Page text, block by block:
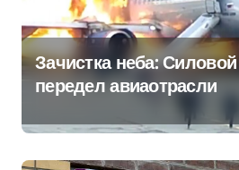
Зачистка неба: Силовой
передел авиаотрасли